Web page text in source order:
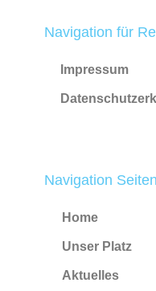
Navigation für
Impressum
Navigation Seiten
Home
Unser Platz
Aktuelles